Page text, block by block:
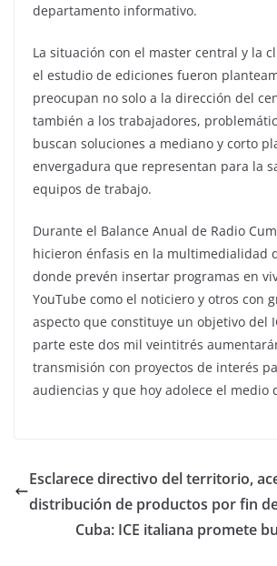
departamento informativo.
La situación con el master central y la
el estudio de ediciones fueron
preocupan no solo a la dirección del
también a los trabajadores,
buscan soluciones a mediano y corto
envergadura que representan para la
equipos de trabajo.
Durante el Balance Anual de Radio
hicieron énfasis en la multimedialidad
donde prevén insertar programas en
YouTube como el noticiero y otros con
aspecto que constituye un objetivo del
parte este dos mil veintitrés
transmisión con proyectos de interés
audiencias y que hoy adolece el medio
Esclarece directivo del territorio,
distribución de productos por fin
Cuba: ICE italiana promete